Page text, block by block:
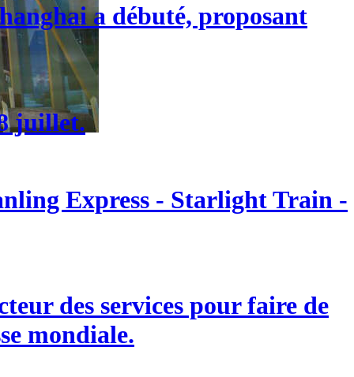
a débuté, proposant
juillet.
Express - Starlight Train -
des services pour faire de
mondiale.